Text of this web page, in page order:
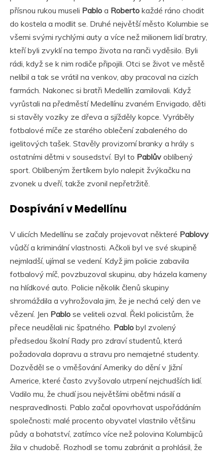
přísnou rukou museli Pablo a Roberto každé ráno chodit
do kostela a modlit se. Druhé největší město Kolumbie se
všemi svými rychlými auty a více než milionem lidí bratry,
kteří byli zvyklí na tempo života na ranči vyděsilo. Byli
rádi, když se k nim rodiče připojili. Otci se život ve městě
nelíbil a tak se vrátil na venkov, aby pracoval na cizích
farmách. Nakonec si bratři Medellín zamilovali. Když
vyrůstali na předměstí Medellínu zvaném Envigado, děti
si stavěly vozíky ze dřeva a sjížděly kopce. Vyráběly
fotbalové míče ze starého oblečení zabaleného do
igelitových tašek. Stavěly provizorní branky a hrály s
ostatními dětmi v sousedství. Byl to Pablův oblíbený
sport. Oblíbeným žertíkem bylo nalepit žvýkačku na
zvonek u dveří, takže zvonil nepřetržitě.
Dospívání v Medellínu
V ulicích Medellínu se začaly projevovat některé Pablovy
vůdčí a kriminální vlastnosti. Ačkoli byl ve své skupině
nejmladší, ujímal se vedení. Když jim policie zabavila
fotbalový míč, povzbuzoval skupinu, aby házela kameny
na hlídkové auto. Policie několik členů skupiny
shromáždila a vyhrožovala jim, že je nechá celý den ve
vězení. Jen Pablo se veliteli ozval. Řekl policistům, že
přece neudělali nic špatného. Pablo byl zvolený
předsedou školní Rady pro zdraví studentů, která
požadovala dopravu a stravu pro nemajetné studenty.
Dozvěděl se o vměšování Ameriky do dění v Jižní
Americe, které často zvyšovalo utrpení nejchudších lidí.
Vadilo mu, že chudí jsou největšími oběťmi násilí a
nespravedlnosti. Pablo začal opovrhovat uspořádáním
společnosti: malé procento obyvatel vlastnilo většinu
půdy a bohatství, zatímco více než polovina Kolumbijců
žila v chudobě. Rozhodl se tomu zabránit a prohlásil, že